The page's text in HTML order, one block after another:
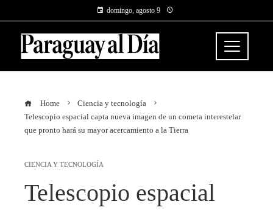
domingo, agosto 9
Home
Ciencia y tecnología
Telescopio espacial capta nueva imagen de un cometa interestelar
que pronto hará su mayor acercamiento a la Tierra
CIENCIA Y TECNOLOGÍA
Telescopio espacial